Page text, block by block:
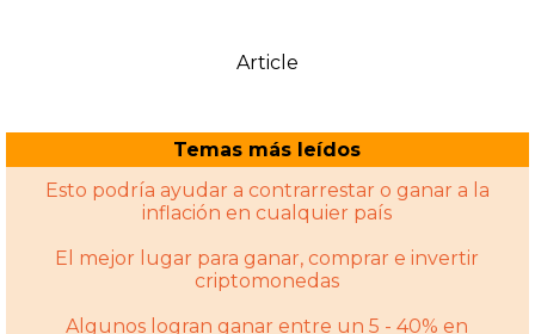
Article
Temas más leídos
Esto podría ayudar a contrarrestar o ganar a la
inflación en cualquier país
El mejor lugar para ganar, comprar e invertir
criptomonedas
Algunos logran ganar entre un 5 - 40% en